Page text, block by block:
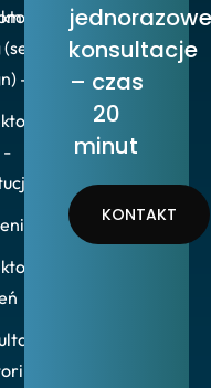
- firmy
-
NGO
Warsztaty
jednorazowe
konsultacje
– czas
20
minut
KONTAKT